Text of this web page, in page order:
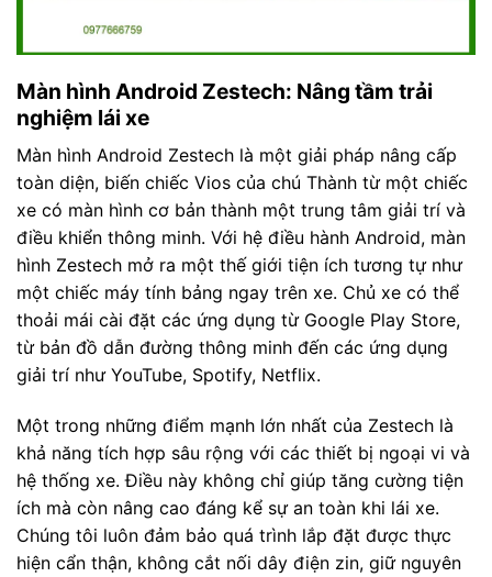
Màn hình Android Zestech: Nâng tầm trải
nghiệm lái xe
Màn hình Android Zestech là một giải pháp nâng cấp
toàn diện, biến chiếc Vios của chú Thành từ một chiếc
xe có màn hình cơ bản thành một trung tâm giải trí và
điều khiển thông minh. Với hệ điều hành Android, màn
hình Zestech mở ra một thế giới tiện ích tương tự như
một chiếc máy tính bảng ngay trên xe. Chủ xe có thể
thoải mái cài đặt các ứng dụng từ Google Play Store,
từ bản đồ dẫn đường thông minh đến các ứng dụng
giải trí như YouTube, Spotify, Netflix.
Một trong những điểm mạnh lớn nhất của Zestech là
khả năng tích hợp sâu rộng với các thiết bị ngoại vi và
hệ thống xe. Điều này không chỉ giúp tăng cường tiện
ích mà còn nâng cao đáng kể sự an toàn khi lái xe.
Chúng tôi luôn đảm bảo quá trình lắp đặt được thực
hiện cẩn thận, không cắt nối dây điện zin, giữ nguyên